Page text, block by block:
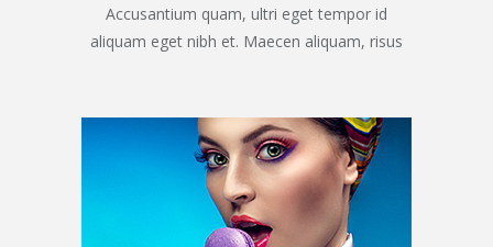
Accusantium quam, ultri eget tempor id
aliquam eget nibh et. Maecen aliquam, risus